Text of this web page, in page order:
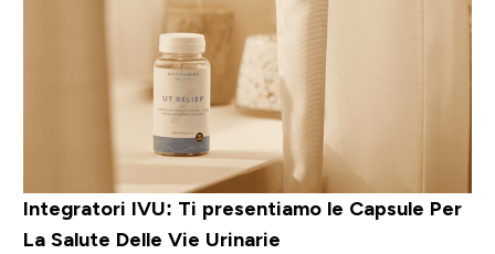
Integratori IVU: Ti presentiamo le Capsule Per
La Salute Delle Vie Urinarie